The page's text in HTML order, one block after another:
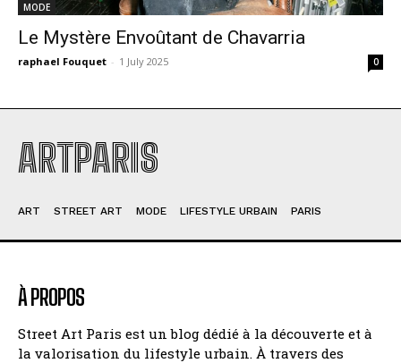
MODE
Le Mystère Envoûtant de Chavarria
raphael Fouquet - 1 July 2025 0
ARTPARIS
ART STREET ART MODE LIFESTYLE URBAIN PARIS
À PROPOS
Street Art Paris est un blog dédié à la découverte et à
la valorisation du lifestyle urbain. À travers des